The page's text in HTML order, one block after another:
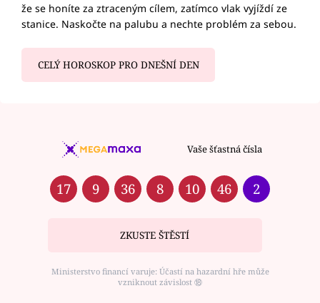
že se honíte za ztraceným cílem, zatímco vlak vyjíždí ze
stanice. Naskočte na palubu a nechte problém za sebou.
CELÝ HOROSKOP PRO DNEŠNÍ DEN
Vaše šťastná čísla
17 9 36 8 10 46 2
ZKUSTE ŠTĚSTÍ
Ministerstvo financí varuje: Účastí na hazardní hře může
vzniknout závislost ⑱